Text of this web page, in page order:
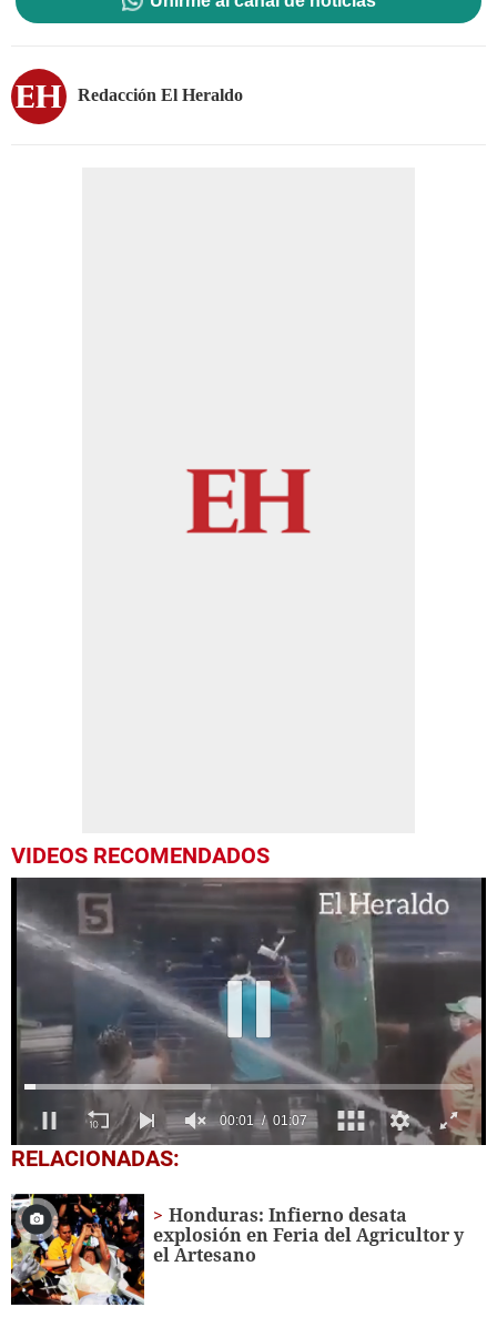
Redacción El Heraldo
VIDEOS RECOMENDADOS
0
seconds
1
minute,
7
seconds
RELACIONADAS:
Honduras: Infierno desata
explosión en Feria del Agricultor y
el Artesano